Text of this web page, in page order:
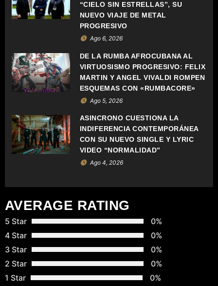
N
E
E
N
T
R
A
A
S
“CIELO SIN ESTRELLAS”, SU
NUEVO VIAJE DE METAL
PROGRESIVO
Ago 6, 2026
DE LA RUMBA AFROCUBANA AL
VIRTUOSISMO PROGRESIVO: FELIX
MARTIN Y ANGEL VIVALDI ROMPEN
ESQUEMAS CON «RUMBACORE»
Ago 5, 2026
ASÍNCRONO CUESTIONA LA
INDIFERENCIA CONTEMPORÁNEA
CON SU NUEVO SINGLE Y LYRIC
VIDEO “NORMALIDAD”
Ago 4, 2026
AVERAGE RATING
5 Star
0%
4 Star
0%
3 Star
0%
2 Star
0%
1 Star
0%